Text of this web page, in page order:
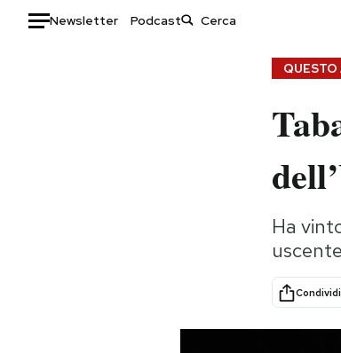
Newsletter Podcast
Storie/Idee
Ok Boomer!
Altrecose
QUESTO
Ha
Condividi